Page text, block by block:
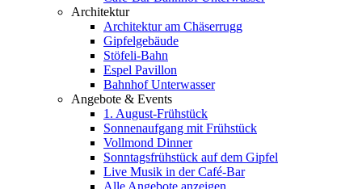
Architektur
Architektur am Chäserrugg
Gipfelgebäude
Stöfeli-Bahn
Espel Pavillon
Bahnhof Unterwasser
Angebote & Events
1. August-Frühstück
Sonnenaufgang mit Frühstück
Vollmond Dinner
Sonntagsfrühstück auf dem Gipfel
Live Musik in der Café-Bar